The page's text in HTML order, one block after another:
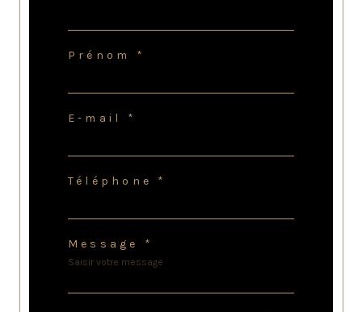
Prénom *
E-mail *
Téléphone *
Message *